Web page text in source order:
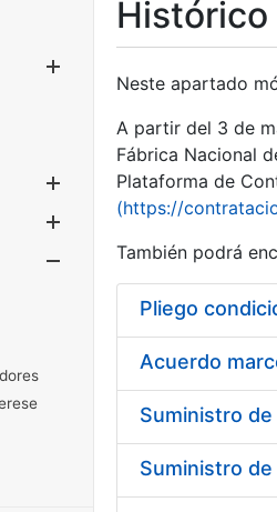
Mostrar/Ocultar
Mostrar/Ocultar
Mostrar/Ocultar
Neste apartado
A partir del 3 de
Fábrica Nacional
Plataforma de
(https://
También podrá
Pliego
Acuerdo